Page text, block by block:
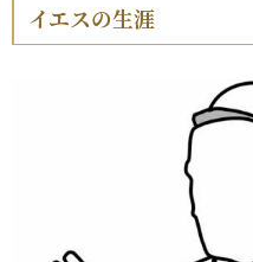
イエスの生涯